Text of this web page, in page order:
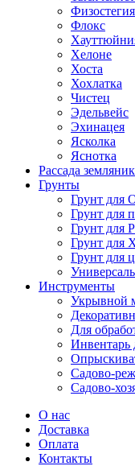
Физостегия
Флокс
Хелоне
Хоста
Хохлатка
Чистец
Эдельвейс
Эхинацея
Ясколка
Яснотка
Рассада
Грунты
Грунт для
Грунт для
Грунт для
Грунт для
Грунт для
Инструменты
Укрывной
Для
Инвентарь
Садово-
Садово-
О нас
Доставка
Оплата
Контакты